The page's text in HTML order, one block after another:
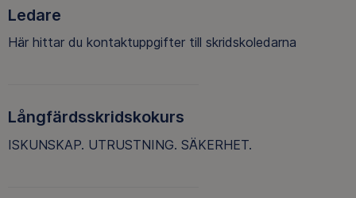
Ledare
Här hittar du kontaktuppgifter till skridskoledarna
Långfärdsskridskokurs
ISKUNSKAP. UTRUSTNING. SÄKERHET.